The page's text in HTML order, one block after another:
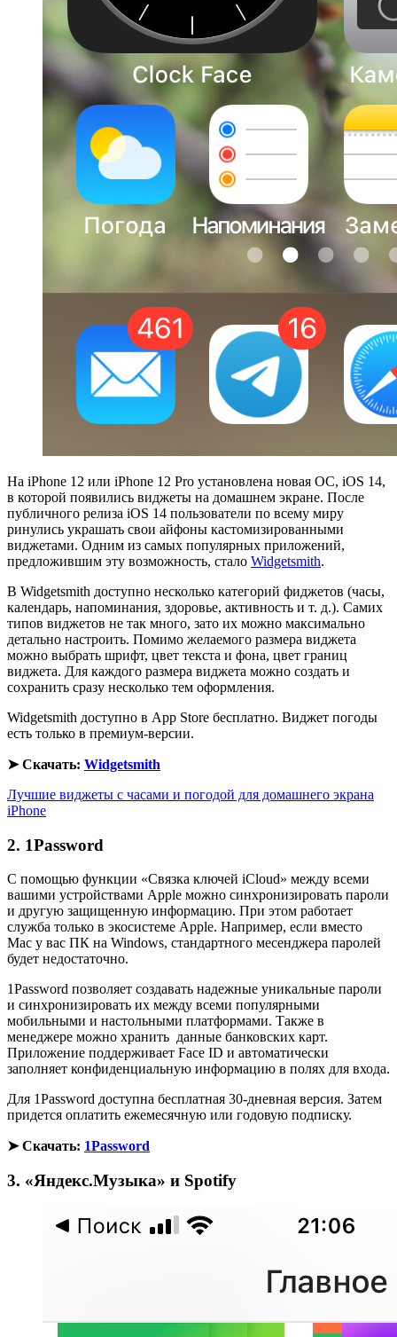
На iPhone 12 или iPhone 12 Pro установлена новая ОС, iOS 14,
в которой появились виджеты на домашнем экране. После
публичного релиза iOS 14 пользователи по всему миру
ринулись украшать свои айфоны кастомизированными
виджетами. Одним из самых популярных приложений,
предложившим эту возможность, стало Widgetsmith.
В Widgetsmith доступно несколько категорий фиджетов (часы,
календарь, напоминания, здоровье, активность и т. д.). Самих
типов виджетов не так много, зато их можно максимально
детально настроить. Помимо желаемого размера виджета
можно выбрать шрифт, цвет текста и фона, цвет границ
виджета. Для каждого размера виджета можно создать и
сохранить сразу несколько тем оформления.
Widgetsmith доступно в App Store бесплатно. Виджет погоды
есть только в премиум-версии.
➤ Скачать: Widgetsmith
Лучшие виджеты с часами и погодой для домашнего экрана
iPhone
2. 1Password
С помощью функции «Связка ключей iCloud» между всеми
вашими устройствами Apple можно синхронизировать пароли
и другую защищенную информацию. При этом работает
служба только в экосистеме Apple. Например, если вместо
Mac у вас ПК на Windows, стандартного месенджера паролей
будет недостаточно.
1Password позволяет создавать надежные уникальные пароли
и синхронизировать их между всеми популярными
мобильными и настольными платформами. Также в
менеджере можно хранить данные банковских карт.
Приложение поддерживает Face ID и автоматически
заполняет конфиденциальную информацию в полях для входа.
Для 1Password доступна бесплатная 30-дневная версия. Затем
придется оплатить ежемесячную или годовую подписку.
➤ Скачать: 1Password
3. «Яндекс.Музыка» и Spotify